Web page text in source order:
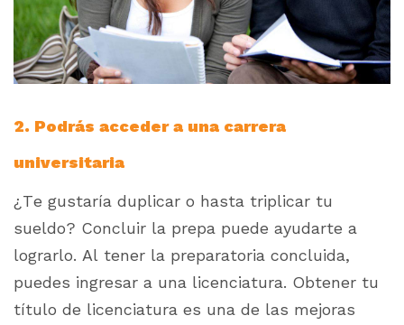
2. Podrás acceder a una carrera
universitaria
¿Te gustaría duplicar o hasta triplicar tu
sueldo? Concluir la prepa puede ayudarte a
lograrlo. Al tener la preparatoria concluida,
puedes ingresar a una licenciatura. Obtener tu
título de licenciatura es una de las mejoras